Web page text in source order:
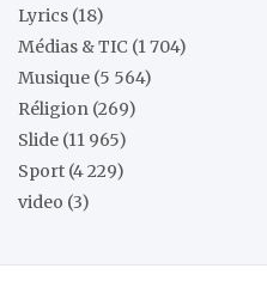
Lyrics (18)
Médias & TIC (1 704)
Musique (5 564)
Réligion (269)
Slide (11 965)
Sport (4 229)
video (3)